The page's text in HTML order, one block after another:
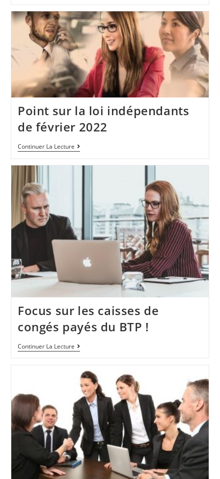
Point sur la loi indépendants
de février 2022
Continuer La Lecture
Focus sur les caisses de
congés payés du BTP !
Continuer La Lecture